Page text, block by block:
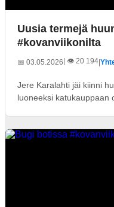
Uusia termejä
#kovanviikonilta
📅 03.05.2026 | 👁️ 20 194|
Jere Karalahti jäi kiinni
luoneeksi katukauppaan